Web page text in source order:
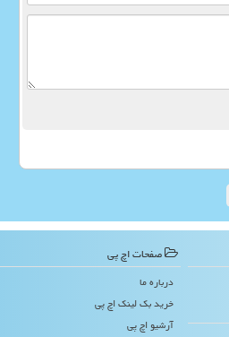
صفحات اچ پی
درباره ما
خرید بک لینک اچ پی
آرشیو اچ پی